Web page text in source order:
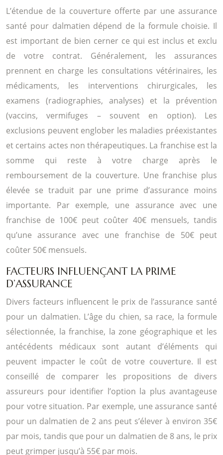
L’étendue de la couverture offerte par une assurance
santé pour dalmatien dépend de la formule choisie. Il
est important de bien cerner ce qui est inclus et exclu
de votre contrat. Généralement, les assurances
prennent en charge les consultations vétérinaires, les
médicaments, les interventions chirurgicales, les
examens (radiographies, analyses) et la prévention
(vaccins, vermifuges – souvent en option). Les
exclusions peuvent englober les maladies préexistantes
et certains actes non thérapeutiques. La franchise est la
somme qui reste à votre charge après le
remboursement de la couverture. Une franchise plus
élevée se traduit par une prime d’assurance moins
importante. Par exemple, une assurance avec une
franchise de 100€ peut coûter 40€ mensuels, tandis
qu’une assurance avec une franchise de 50€ peut
coûter 50€ mensuels.
FACTEURS INFLUENÇANT LA PRIME
D’ASSURANCE
Divers facteurs influencent le prix de l’assurance santé
pour un dalmatien. L’âge du chien, sa race, la formule
sélectionnée, la franchise, la zone géographique et les
antécédents médicaux sont autant d’éléments qui
peuvent impacter le coût de votre couverture. Il est
conseillé de comparer les propositions de divers
assureurs pour identifier l’option la plus avantageuse
pour votre situation. Par exemple, une assurance santé
pour un dalmatien de 2 ans peut s’élever à environ 35€
par mois, tandis que pour un dalmatien de 8 ans, le prix
peut grimper jusqu’à 55€ par mois.